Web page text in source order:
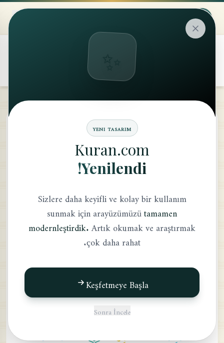
سُوْرَۃُ المُدَّثِّر
معنى الكلمة
يَٰٓأَيُّهَا ٱلۡمُدَّثِّرُ
örtüsüne bürünen
al-mudathiru
1 قُمۡ
فَأَنذِرۡ
ve uyar
fa-andhir
وَرَبَّكَ
ve Rabbini
warabbaka
فَكَبِّرۡ
fakabbir
✨
YENI TASARIM
Kuran.com
Yenilendi!
Sizlere daha keyifli ve kolay bir kullanım
sunmak için arayüzümüzütamamen
modernleştirdik.Artık okumak ve araştırmak
çok daha rahat.
Keşfetmeye Başla
Sonra İncele